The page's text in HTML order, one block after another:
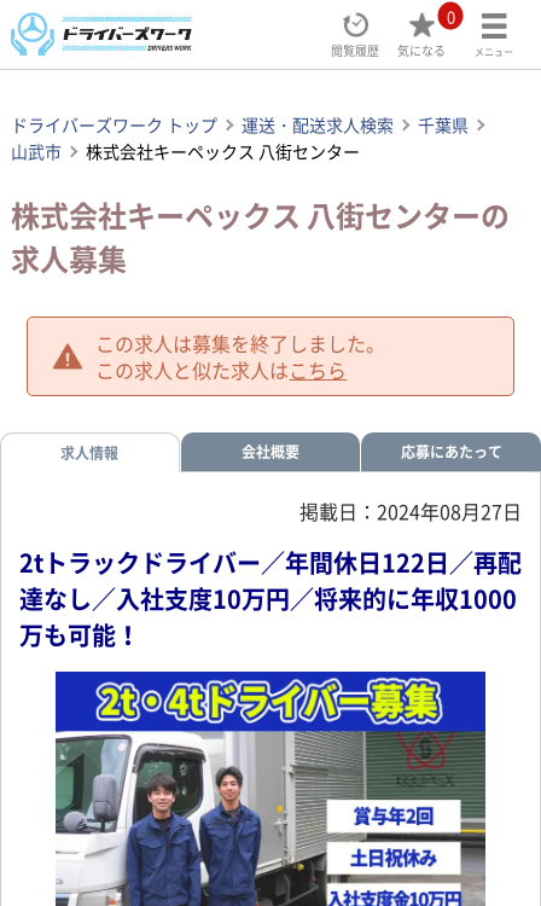
閲覧履歴
0
気になる メニュー
ドライバーズワーク トップ 運送・配送求人検索
千葉県
山武市
株式会社キーペックス 八街センター
株式会社キーペックス 八街センターの
求人募集
この求人は募集を終了しました。
この求人と似た求人はこちら
求人情報 会社概要 応募にあたって
掲載日：2024年08月27日
2tトラックドライバー／年間休日122日／再配
達なし／入社支度10万円／将来的に年収1000
万も可能！